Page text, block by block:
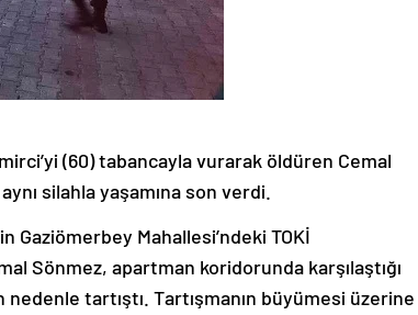
(60) tabancayla vurarak öldüren Cemal
silahla yaşamına son verdi.
Mahallesi’ndeki TOKİ
Sönmez, apartman koridorunda karşılaştığı
tartıştı. Tartışmanın büyümesi üzerine